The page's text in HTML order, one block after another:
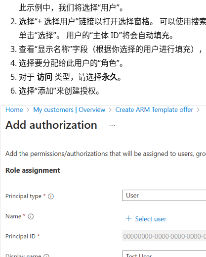
此示例中，我们将选择“用户”。
选择“+ 选择用户”链接以打开选择窗格。 可以使用搜
单击“选择”。 用户的“主体 ID”将会自动填充。
查看“显示名称”字段（根据你选择的用户进行填充）
选择要分配给此用户的“角色”。
对于访问 类型，请选择永久。
选择“添加”来创建授权。